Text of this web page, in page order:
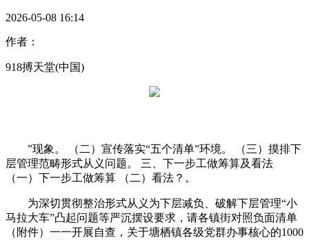
2026-05-08 16:14
作者：
918搏天堂(中国)
”现象。 （二）宣传落实“五个清单”环境。 （三）摸排下
层管理范畴形式从义问题。 三、下一步工做筹算及看法
（一）下一步工做筹算 （二）看法？。
为深切贯彻整治形式从义为下层减负、破解下层管理“小
马拉大车”凸起问题等严沉摆设要求，请各镇街对照负面清单
（附件）一一开展自查，关于塘栖镇各级党群办事核心的1000